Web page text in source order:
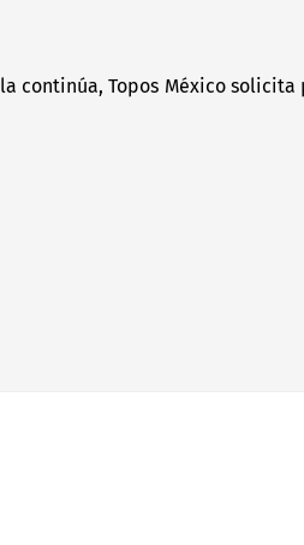
continúa, Topos México